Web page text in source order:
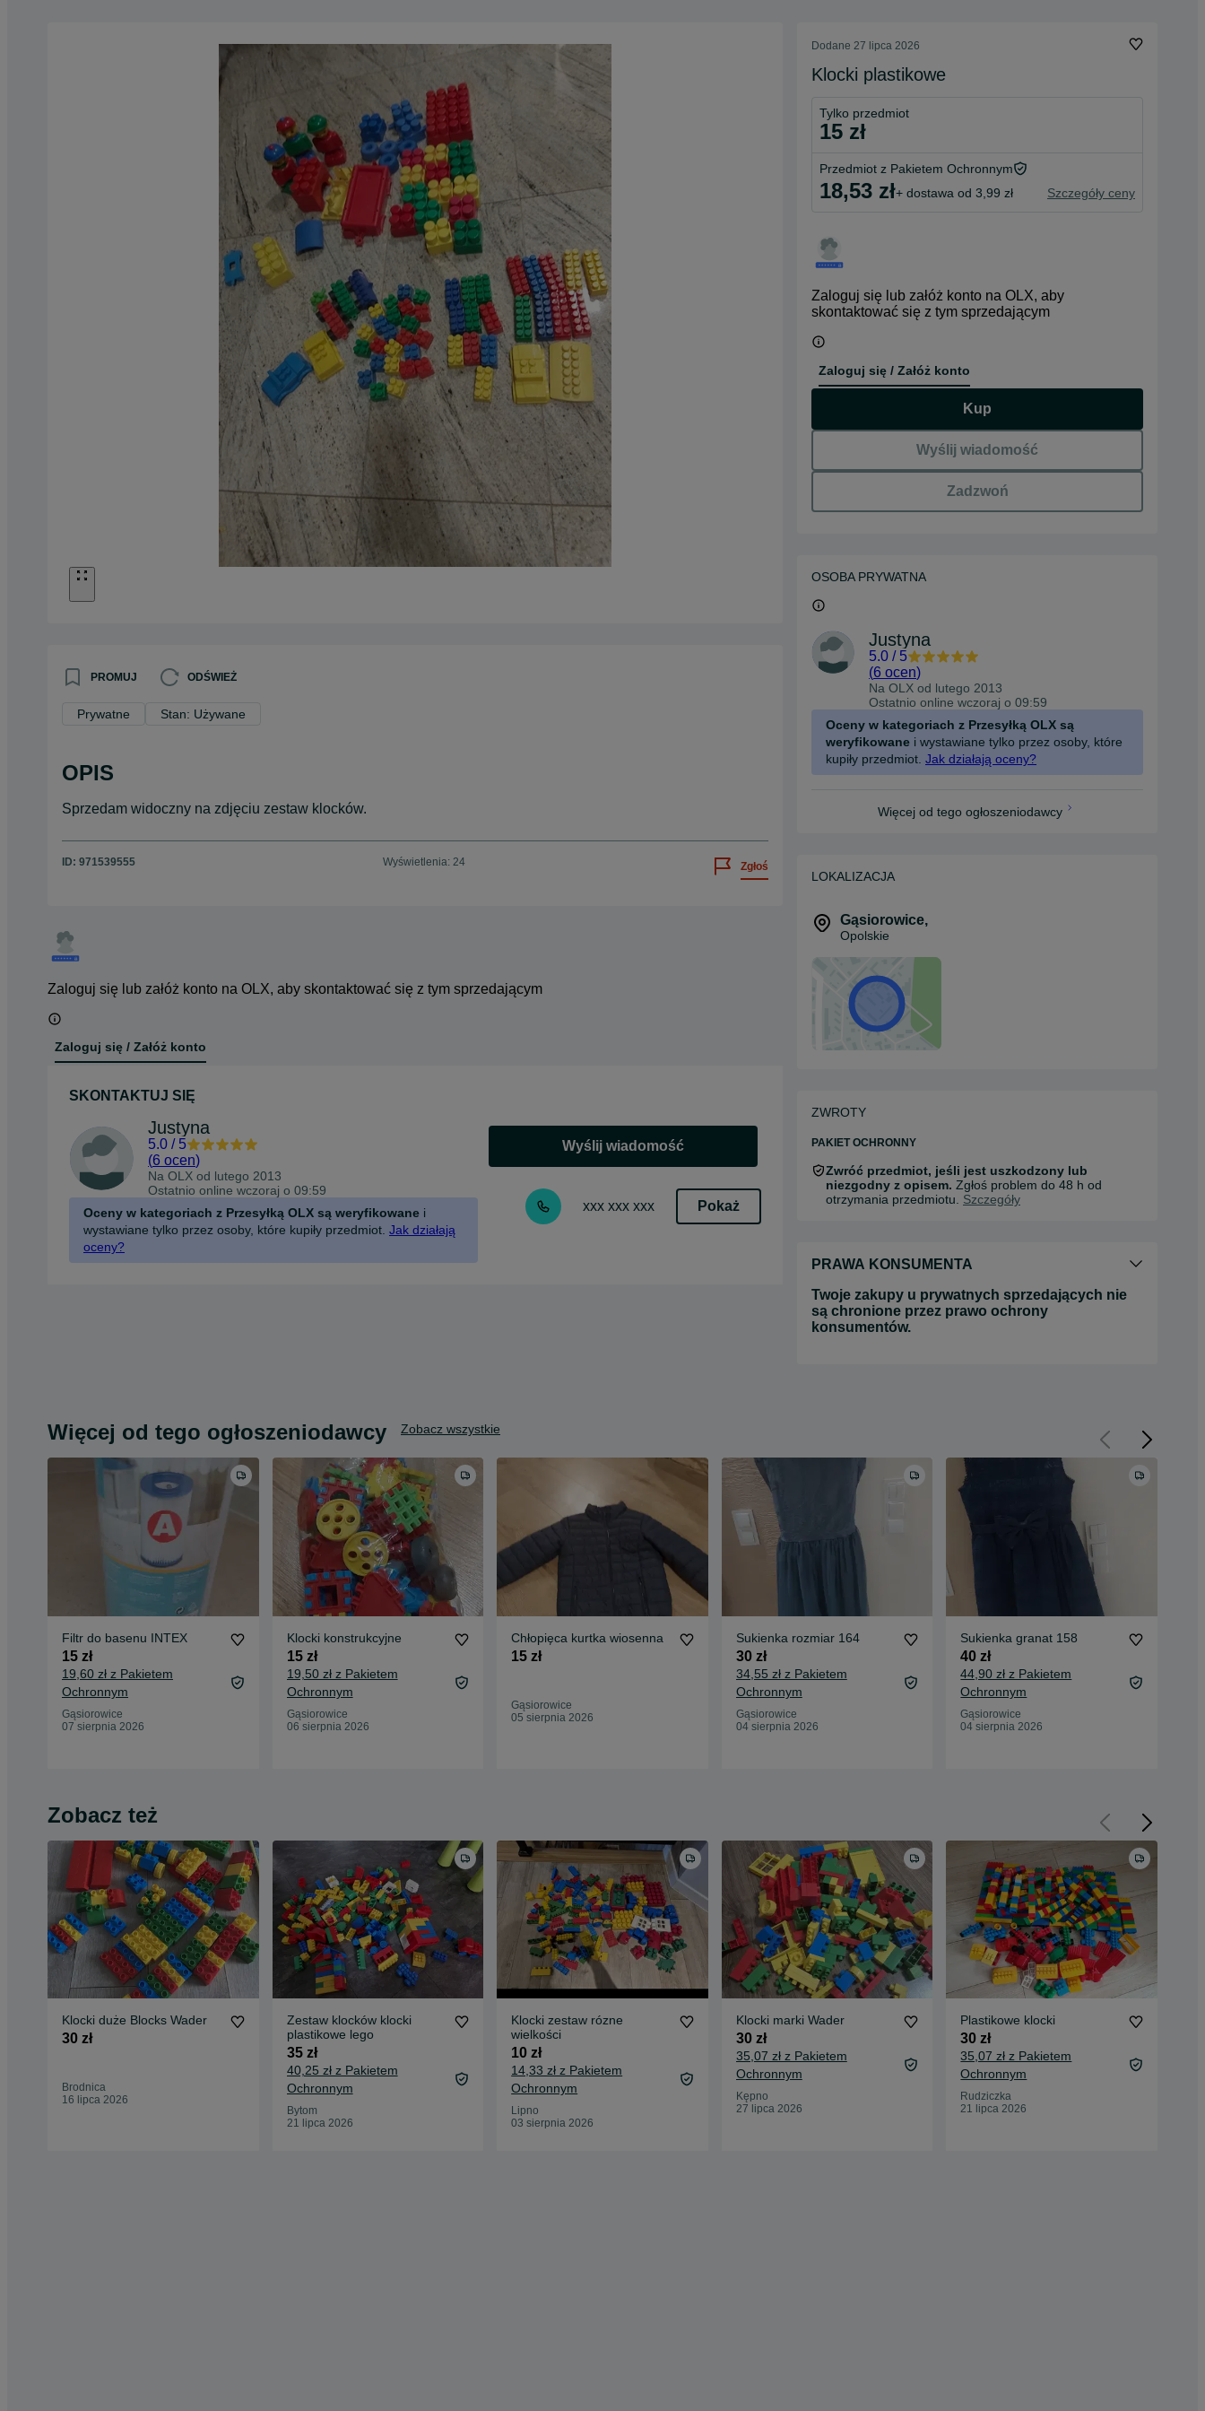
PROMUJ ODŚWIEŻ
Prywatne Stan: Używane
OPIS
Sprzedam widoczny na zdjęciu zestaw klocków.
ID: 971539555 Wyświetlenia: 24 Zgłoś
Zaloguj się lub załóż konto na OLX, aby skontaktować się z tym sprzedającym
Zaloguj się / Załóż konto
SKONTAKTUJ SIĘ
Justyna
5.0 / 5
(6 ocen)
Na OLX od lutego 2013
Ostatnio online wczoraj o 09:59
Oceny w kategoriach z Przesyłką OLX są weryfikowane i
wystawiane tylko przez osoby, które kupiły przedmiot. Jak działają
oceny?
Wyślij wiadomość
xxx xxx xxx Pokaż
Dodane 27 lipca 2026
Klocki plastikowe
Tylko przedmiot
15 zł
Przedmiot z Pakietem Ochronnym
18,53 zł+ dostawa od 3,99 zł Szczegóły ceny
Zaloguj się lub załóż konto na OLX, aby
skontaktować się z tym sprzedającym
Zaloguj się / Załóż konto
Kup
Wyślij wiadomość
Zadzwoń
OSOBA PRYWATNA
Justyna
5.0 / 5
(6 ocen)
Na OLX od lutego 2013
Ostatnio online wczoraj o 09:59
Oceny w kategoriach z Przesyłką OLX są
weryfikowane i wystawiane tylko przez osoby, które
kupiły przedmiot. Jak działają oceny?
Więcej od tego ogłoszeniodawcy
LOKALIZACJA
Gąsiorowice,
Opolskie
ZWROTY
PAKIET OCHRONNY
Zwróć przedmiot, jeśli jest uszkodzony lub
niezgodny z opisem. Zgłoś problem do 48 h od
otrzymania przedmiotu. Szczegóły
PRAWA KONSUMENTA
Twoje zakupy u prywatnych sprzedających nie
są chronione przez prawo ochrony
konsumentów.
Więcej od tego ogłoszeniodawcy Zobacz wszystkie
Filtr do basenu INTEX
15 zł
19,60 zł z Pakietem
Ochronnym
Gąsiorowice
07 sierpnia 2026
Klocki konstrukcyjne
15 zł
19,50 zł z Pakietem
Ochronnym
Gąsiorowice
06 sierpnia 2026
Chłopięca kurtka wiosenna
15 zł
Gąsiorowice
05 sierpnia 2026
Sukienka rozmiar 164
30 zł
34,55 zł z Pakietem
Ochronnym
Gąsiorowice
04 sierpnia 2026
Sukienka granat 158
40 zł
44,90 zł z Pakietem
Ochronnym
Gąsiorowice
04 sierpnia 2026
Zobacz też
Klocki duże Blocks Wader
30 zł
Brodnica
16 lipca 2026
Zestaw klocków klocki
plastikowe lego
35 zł
40,25 zł z Pakietem
Ochronnym
Bytom
21 lipca 2026
Klocki zestaw rózne
wielkości
10 zł
14,33 zł z Pakietem
Ochronnym
Lipno
03 sierpnia 2026
Klocki marki Wader
30 zł
35,07 zł z Pakietem
Ochronnym
Kępno
27 lipca 2026
Plastikowe klocki
30 zł
35,07 zł z Pakietem
Ochronnym
Rudziczka
21 lipca 2026